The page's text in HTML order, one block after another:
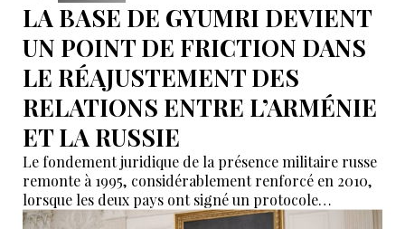
LA BASE DE GYUMRI DEVIENT
UN POINT DE FRICTION DANS
LE RÉAJUSTEMENT DES
RELATIONS ENTRE L’ARMÉNIE
ET LA RUSSIE
Le fondement juridique de la présence militaire russe
remonte à 1995, considérablement renforcé en 2010,
lorsque les deux pays ont signé un protocole
additionnel prolongeant sa validité jusqu’en 2044.